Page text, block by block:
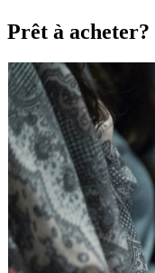
Prêt à acheter?